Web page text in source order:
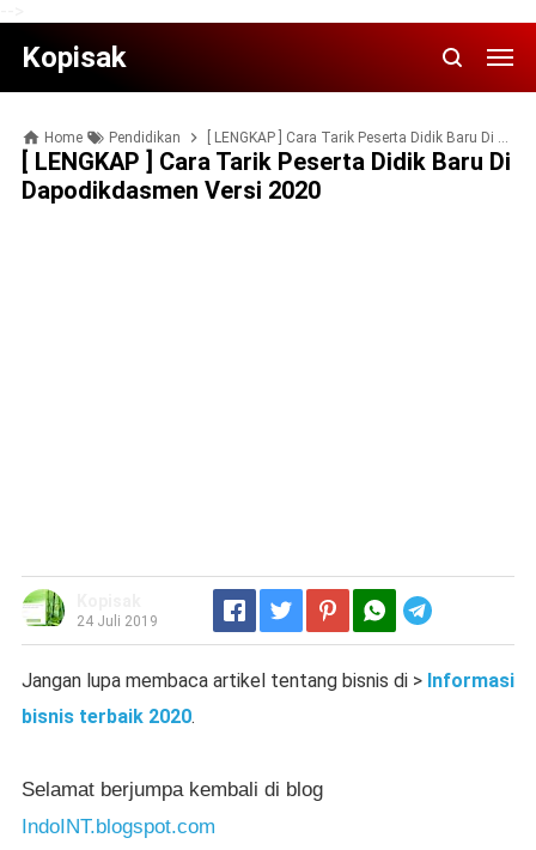
Kopisak
Home Pendidikan [ LENGKAP ] Cara Tarik Peserta Didik Baru Di Dapodikdasmen Versi 2020
[ LENGKAP ] Cara Tarik Peserta Didik Baru Di
Dapodikdasmen Versi 2020
24 Juli 2019
Jangan lupa membaca artikel tentang bisnis di > Informasi
bisnis terbaik 2020.
Selamat berjumpa kembali di blog
IndoINT.blogspot.com